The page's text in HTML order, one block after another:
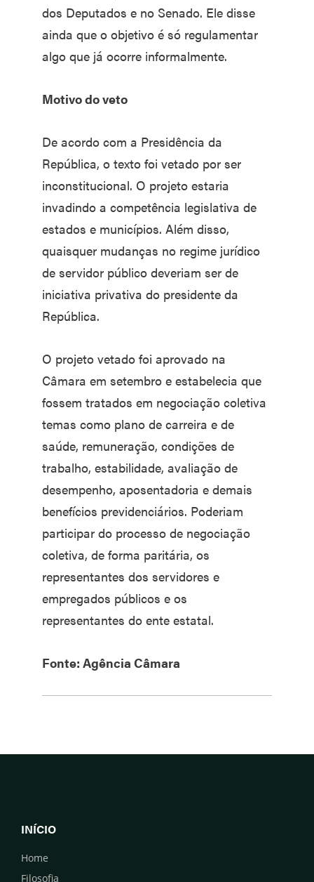
dos Deputados e no Senado. Ele disse
ainda que o objetivo é só regulamentar
algo que já ocorre informalmente.
Motivo do veto
De acordo com a Presidência da
República, o texto foi vetado por ser
inconstitucional. O projeto estaria
invadindo a competência legislativa de
estados e municípios. Além disso,
quaisquer mudanças no regime jurídico
de servidor público deveriam ser de
iniciativa privativa do presidente da
República.
O projeto vetado foi aprovado na
Câmara em setembro e estabelecia que
fossem tratados em negociação coletiva
temas como plano de carreira e de
saúde, remuneração, condições de
trabalho, estabilidade, avaliação de
desempenho, aposentadoria e demais
benefícios previdenciários. Poderiam
participar do processo de negociação
coletiva, de forma paritária, os
representantes dos servidores e
empregados públicos e os
representantes do ente estatal.
Fonte: Agência Câmara
INÍCIO
Home
Filosofia